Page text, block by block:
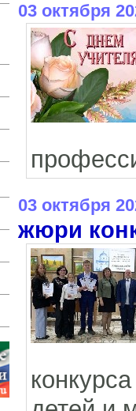
03 октября
03 октября
жюри